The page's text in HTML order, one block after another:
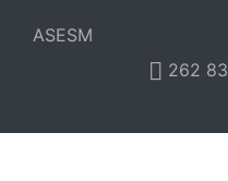
ASESM
262